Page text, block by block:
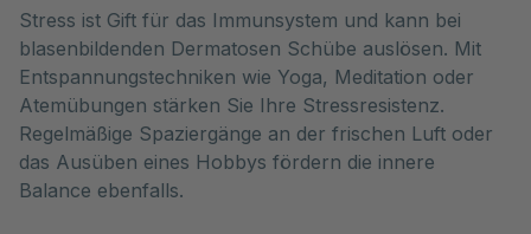
Stress ist Gift für das Immunsystem und kann bei
blasenbildenden Dermatosen Schübe auslösen. Mit
Entspannungstechniken wie Yoga, Meditation oder
Atemübungen stärken Sie Ihre Stressresistenz.
Regelmäßige Spaziergänge an der frischen Luft oder
das Ausüben eines Hobbys fördern die innere
Balance ebenfalls.